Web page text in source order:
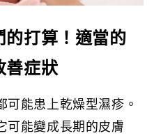
打算！適當的
善症狀
能患上乾燥型濕疹。
可能變成長期的皮膚